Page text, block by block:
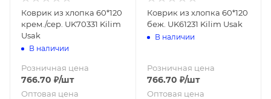
Коврик из хлопка 60*120
крем./сер. UK70331 Kilim
Usak
В наличии
Розничная цена
766.70 ₽/шт
Оптовая цена
Коврик из хлопка 60*120
беж. UK61231 Kilim Usak
В наличии
Розничная цена
766.70 ₽/шт
Оптовая цена